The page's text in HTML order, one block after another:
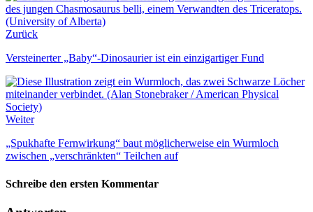
Zurück
Versteinerter „Baby“-Dinosaurier ist ein einzigartiger Fund
Weiter
„Spukhafte Fernwirkung“ baut möglicherweise ein Wurmloch
zwischen „verschränkten“ Teilchen auf
Schreibe den ersten Kommentar